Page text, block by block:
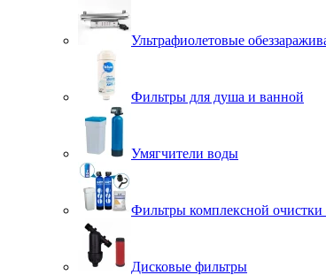
Ультрафиолетовые
Фильтры для душа и ванной
Умягчители воды
Фильтры комплексной
Дисковые фильтры